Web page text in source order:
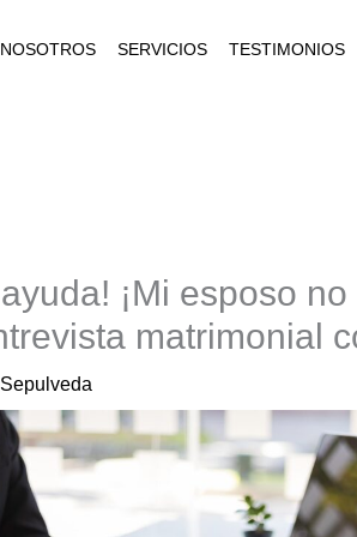
SERVICIOS TESTIMONIOS
¡Mi esposo
matrimonial